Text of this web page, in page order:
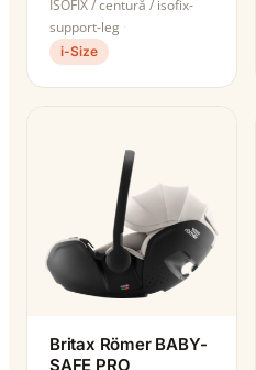
ISOFIX / centură / isofix-
support-leg
i-Size
Britax Römer BABY-
SAFE PRO